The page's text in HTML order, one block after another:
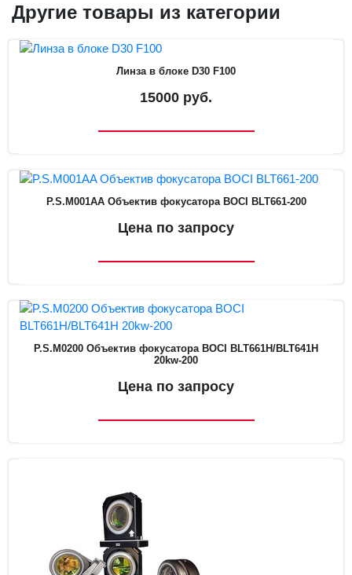
Другие товары из категории
Линза в блоке D30 F100
15000 руб.
P.S.M001AA Объектив фокусатора BOCI BLT661-200
Цена по запросу
P.S.M0200 Объектив фокусатора BOCI BLT661H/BLT641H
20kw-200
Цена по запросу